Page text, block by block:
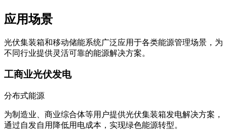
应用场景
光伏集装箱和移动储能系统广泛应用于各类能源管理场景，为
不同行业提供灵活可靠的能源解决方案。
工商业光伏发电
分布式能源
为制造业、商业综合体等用户提供光伏集装箱发电解决方案，
通过自发自用降低用电成本，实现绿色能源转型。